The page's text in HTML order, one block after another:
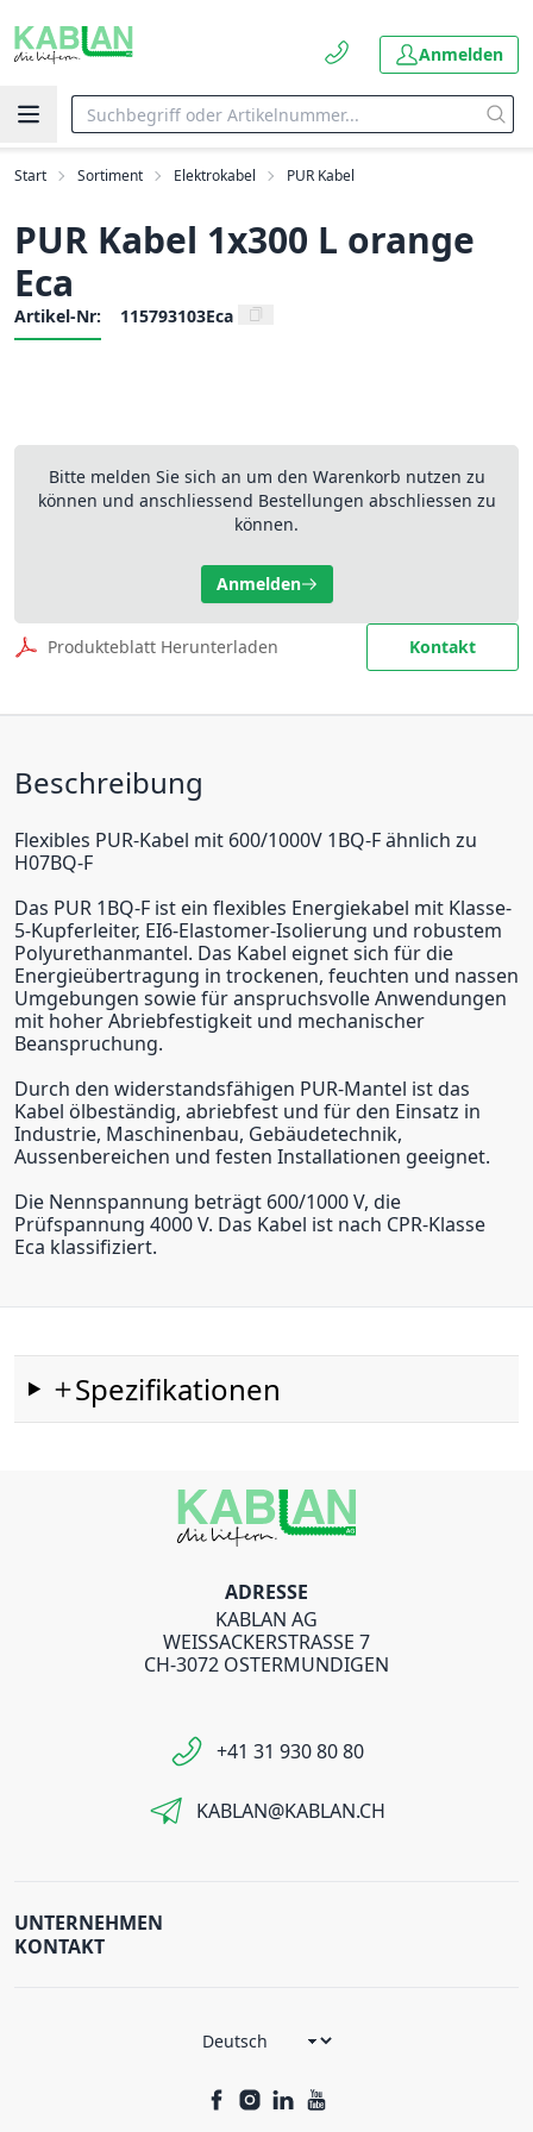
Anmelden
Start Sortiment Elektrokabel PUR Kabel
PUR Kabel 1x300 L orange
Eca
Artikel-Nr: 115793103Eca
Bitte melden Sie sich an um den Warenkorb nutzen zu
können und anschliessend Bestellungen abschliessen zu
können.
Anmelden
Produkteblatt Herunterladen Kontakt
Beschreibung
Flexibles PUR-Kabel mit 600/1000V 1BQ-F ähnlich zu
H07BQ-F
Das PUR 1BQ-F ist ein flexibles Energiekabel mit Klasse-
5-Kupferleiter, EI6-Elastomer-Isolierung und robustem
Polyurethanmantel. Das Kabel eignet sich für die
Energieübertragung in trockenen, feuchten und nassen
Umgebungen sowie für anspruchsvolle Anwendungen
mit hoher Abriebfestigkeit und mechanischer
Beanspruchung.
Durch den widerstandsfähigen PUR-Mantel ist das
Kabel ölbeständig, abriebfest und für den Einsatz in
Industrie, Maschinenbau, Gebäudetechnik,
Aussenbereichen und festen Installationen geeignet.
Die Nennspannung beträgt 600/1000 V, die
Prüfspannung 4000 V. Das Kabel ist nach CPR-Klasse
Eca klassifiziert.
Spezifikationen
ADRESSE
KABLAN AG
WEISSACKERSTRASSE 7
CH-3072 OSTERMUNDIGEN
+41 31 930 80 80
KABLAN@KABLAN.CH
UNTERNEHMEN
KONTAKT